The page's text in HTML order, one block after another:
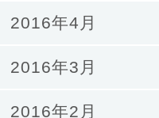
2016年4月
2016年3月
2016年2月